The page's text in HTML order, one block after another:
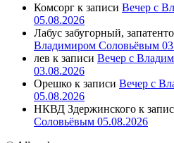
Комсорг к записи Вечер с
05.08.2026
Лабус забугорный,
Владимиром Соловьёвым
лев к записи Вечер с
03.08.2026
Орешко к записи Вечер с
05.08.2026
НКВД Здержинского к
Соловьёвым 05.08.2026